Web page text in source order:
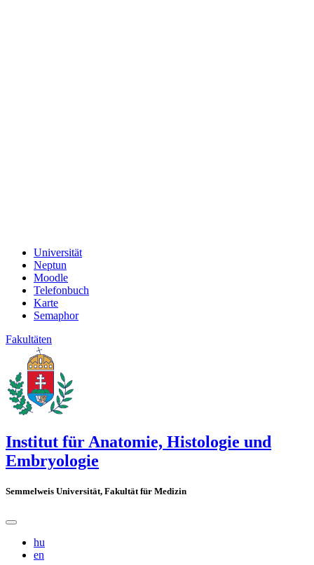
Universität
Neptun
Moodle
Telefonbuch
Karte
Semaphor
Fakultäten
Institut für Anatomie, Histologie und
Embryologie
Semmelweis Universität, Fakultät für Medizin
hu
en